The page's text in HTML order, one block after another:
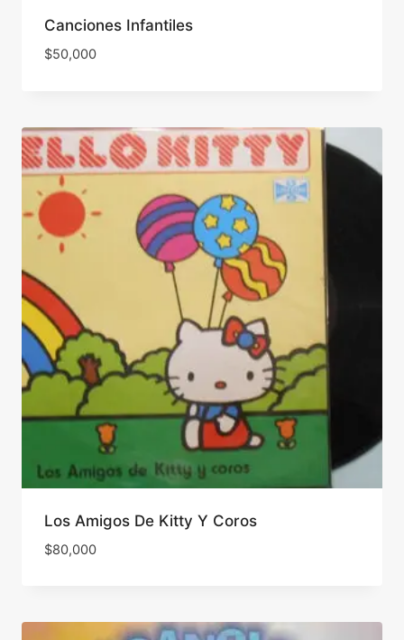
Canciones Infantiles
$50,000
Los Amigos De Kitty Y Coros
$80,000